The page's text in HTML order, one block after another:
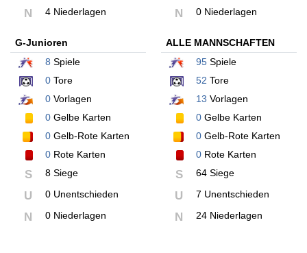
N 4 Niederlagen N 0 Niederlagen
G-Junioren
8 Spiele
0 Tore
0 Vorlagen
0 Gelbe Karten
0 Gelb-Rote Karten
0 Rote Karten
S 8 Siege
U 0 Unentschieden
N 0 Niederlagen
ALLE MANNSCHAFTEN
95Spiele
52 Tore
13 Vorlagen
0Gelbe Karten
0Gelb-Rote Karten
0Rote Karten
S 64 Siege
U 7 Unentschieden
N 24 Niederlagen